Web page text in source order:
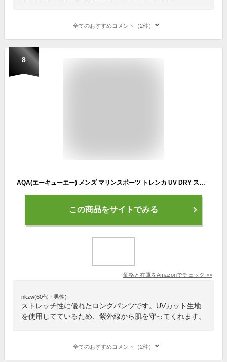
全てのおすすめコメント（2件）
8
AQA(エーキューエー) メンズ マリンスポーツ トレンカ UV DRY スノーケリング トレンカメンズ3 KW-4358A ブラック LL
この商品をサイトでみる
価格と在庫をAmazonでチェック >>
nkzw(60代・男性)
ストレッチ性に優れたロングパンツです。UVカット生地
を使用してているため、紫外線から肌を守ってくれます。
全てのおすすめコメント（2件）